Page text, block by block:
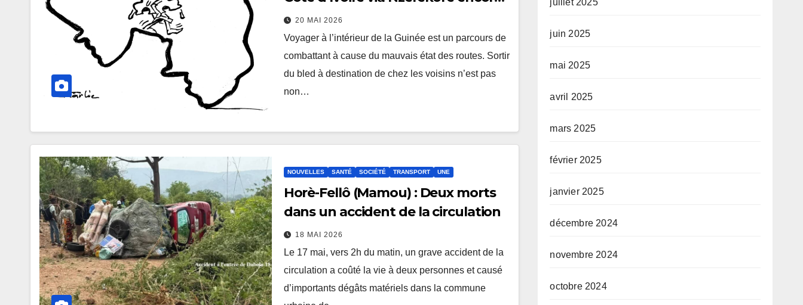
en piteux état
20 MAI 2026
Voyager à l’intérieur de la Guinée est un parcours de
combattant à cause du mauvais état des routes. Sortir
du bled à destination de chez les voisins n’est pas
non…
NOUVELLES SANTÉ SOCIÉTÉ TRANSPORT UNE
Horè-Fellô (Mamou) : Deux morts
dans un accident de la circulation
18 MAI 2026
Le 17 mai, vers 2h du matin, un grave accident de la
circulation a coûté la vie à deux personnes et causé
d’importants dégâts matériels dans la commune
juin 2025
mai 2025
avril 2025
mars 2025
février 2025
janvier 2025
décembre 2024
novembre 2024
octobre 2024